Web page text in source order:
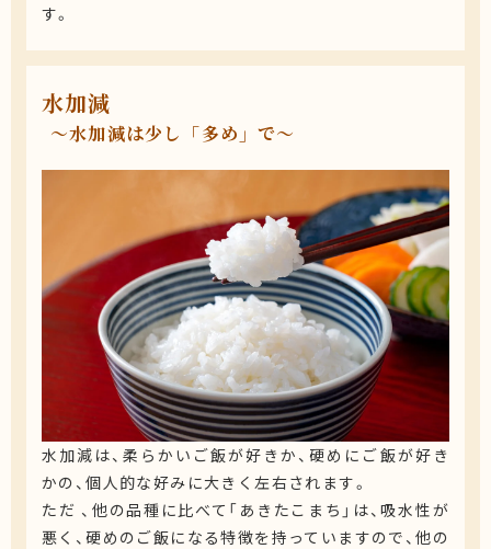
す。
水加減
〜水加減は少し「多め」で〜
水加減は、柔らかいご飯が好きか、硬めにご飯が好き
かの、個人的な好みに大きく左右されます。
ただ 、他の品種に比べて「あきたこまち」は、吸水性が
悪く、硬めのご飯になる特徴を持っていますので、他の